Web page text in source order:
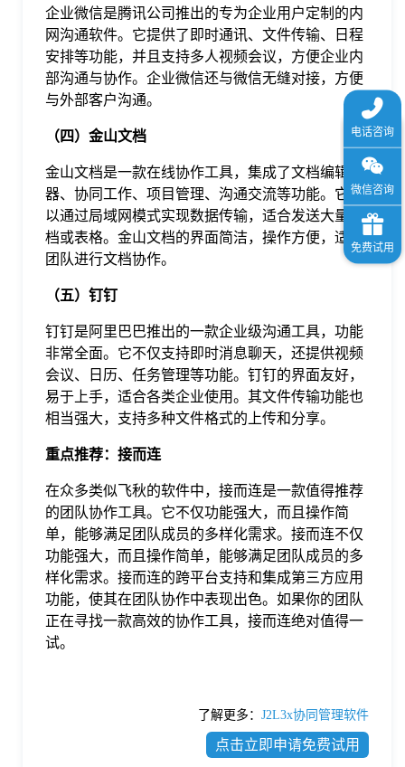
企业微信是腾讯公司推出的专为企业用户定制的内
网沟通软件。它提供了即时通讯、文件传输、日程
安排等功能，并且支持多人视频会议，方便企业内
部沟通与协作。企业微信还与微信无缝对接，方便
与外部客户沟通。
（四）金山文档
金山文档是一款在线协作工具，集成了文档编辑
器、协同工作、项目管理、沟通交流等功能。它可
以通过局域网模式实现数据传输，适合发送大量文
档或表格。金山文档的界面简洁，操作方便，适合
团队进行文档协作。
（五）钉钉
钉钉是阿里巴巴推出的一款企业级沟通工具，功能
非常全面。它不仅支持即时消息聊天，还提供视频
会议、日历、任务管理等功能。钉钉的界面友好，
易于上手，适合各类企业使用。其文件传输功能也
相当强大，支持多种文件格式的上传和分享。
重点推荐：接而连
在众多类似飞秋的软件中，接而连是一款值得推荐
的团队协作工具。它不仅功能强大，而且操作简
单，能够满足团队成员的多样化需求。接而连不仅
功能强大，而且操作简单，能够满足团队成员的多
样化需求。接而连的跨平台支持和集成第三方应用
功能，使其在团队协作中表现出色。如果你的团队
正在寻找一款高效的协作工具，接而连绝对值得一
试。
了解更多： J2L3x协同管理软件
点击立即申请免费试用